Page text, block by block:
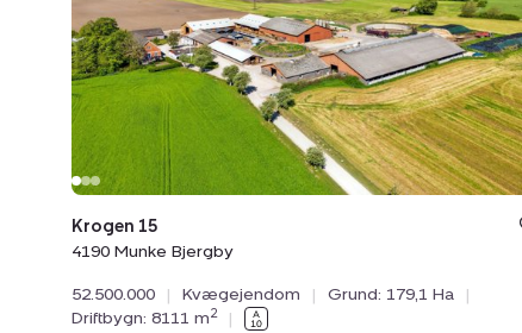
Munke
Bjergby
Krogen 15
4190 Munke Bjergby
52.500.000 | Kvægejendom | Grund: 179,1 Ha
|
Driftbygn: 8111 m2 |